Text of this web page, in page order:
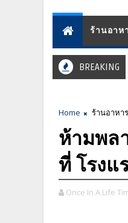
ร้านอาห
BREAKING
Home ร้านอาหาร
ห้ามพล
ที่ โรงแ
Once In A Life